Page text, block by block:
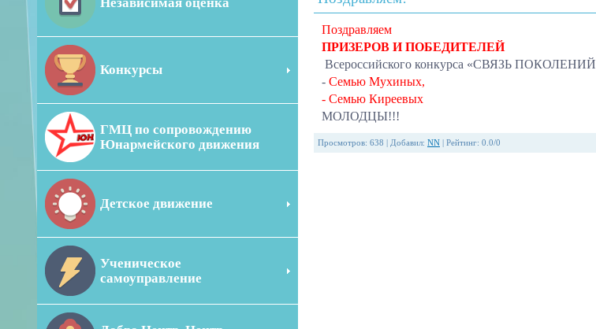
Конкурсы
ГМЦ по сопровождению
Юнармейского движения
Детское движение
Ученическое
самоуправление
Поздравляем
ПРИЗЕРОВ И ПОБЕДИТЕЛЕЙ
Всероссийского конкурса «СВЯЗЬ
- Семью Мухиных,
- Семью Киреевых
МОЛОДЦЫ!!!
Просмотров: 638 Добавил: NN Рейтинг: 0.0/0